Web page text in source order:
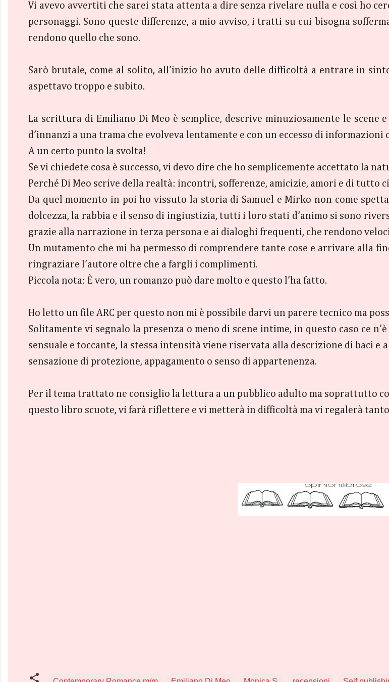
Vi avevo avvertiti che sarei stata attenta a dire senza rivelare nulla e così ho
personaggi. Sono queste differenze, a mio avviso, i tratti su cui bisogna
rendono quello che sono.
Sarò brutale, come al solito, all’inizio ho avuto delle difficoltà a entrare in
aspettavo troppo e subito.
La scrittura di Emiliano Di Meo è semplice, descrive minuziosamente le scene
d’innanzi a una trama che evolveva lentamente e con un eccesso di informazioni
A un certo punto la svolta!
Se vi chiedete cosa è successo, vi devo dire che ho semplicemente accettato la
Perché Di Meo scrive della realtà: incontri, sofferenze, amicizie, amori e di tutto
Da quel momento in poi ho vissuto la storia di Samuel e Mirko non come
dolcezza, la rabbia e il senso di ingiustizia, tutti i loro stati d’animo si sono
grazie alla narrazione in terza persona e ai dialoghi frequenti, che rendono
Un mutamento che mi ha permesso di comprendere tante cose e arrivare alla
ringraziare l’autore oltre che a fargli i complimenti.
Piccola nota: È vero, un romanzo può dare molto e questo l’ha fatto.
Ho letto un file ARC per questo non mi è possibile darvi un parere tecnico ma
Solitamente vi segnalo la presenza o meno di scene intime, in questo caso ce
sensuale e toccante, la stessa intensità viene riservata alla descrizione di baci e
sensazione di protezione, appagamento o senso di appartenenza.
Per il tema trattato ne consiglio la lettura a un pubblico adulto ma soprattutto
questo libro scuote, vi farà riflettere e vi metterà in difficoltà ma vi regalerà